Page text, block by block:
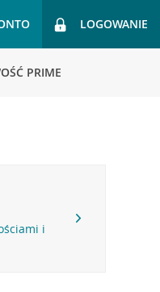
LOGOWANIE
PRIME
i